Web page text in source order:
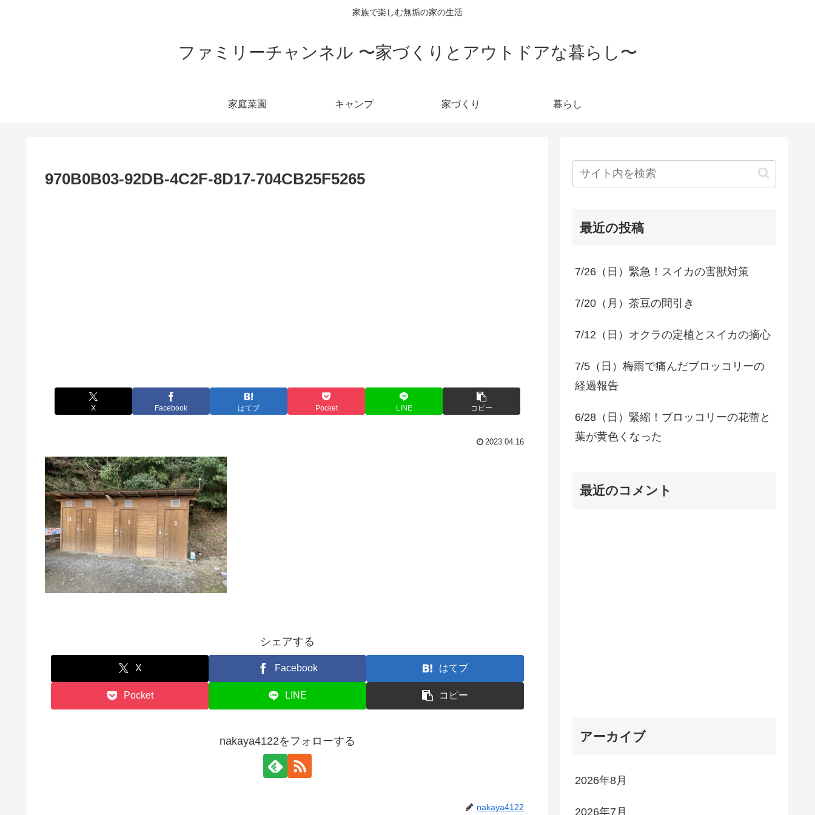
家族で楽しむ無垢の家の生活
ファミリーチャンネル 〜家づくりとアウトドアな暮らし〜
家庭菜園 キャンプ 家づくり 暮らし
970B0B03-92DB-4C2F-8D17-704CB25F5265
X Facebook はてブ Pocket LINE コピー
2023.04.16
シェアする
X Facebook はてブ
Pocket LINE コピー
nakaya4122をフォローする
nakaya4122
最近の投稿
7/26（日）緊急！スイカの害獣対策
7/20（月）茶豆の間引き
7/12（日）オクラの定植とスイカの摘心
7/5（日）梅雨で痛んだブロッコリーの
経過報告
6/28（日）緊縮！ブロッコリーの花蕾と
葉が黄色くなった
最近のコメント
アーカイブ
2026年8月
2026年7月